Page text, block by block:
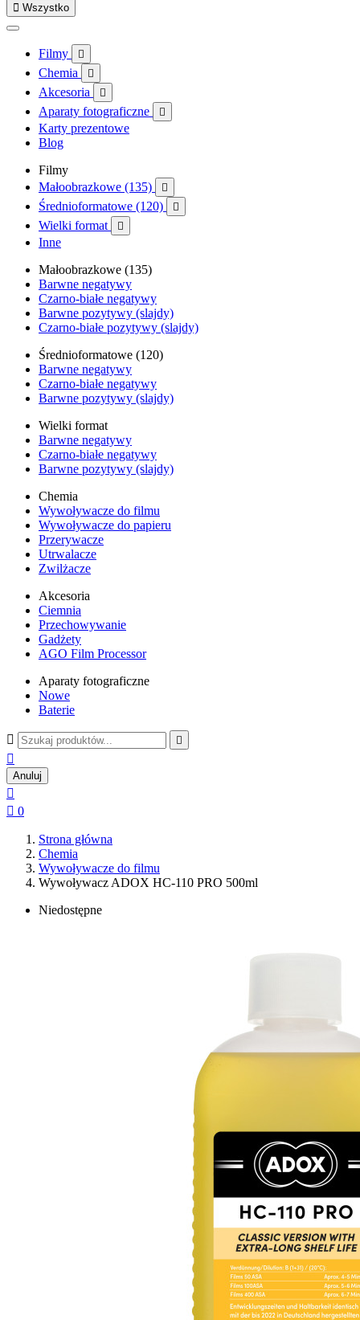
 Wszystko
Filmy 
Chemia 
Akcesoria 
Aparaty fotograficzne 
Karty prezentowe
Blog
Filmy
Małoobrazkowe (135)

Średnioformatowe (120) 
Wielki format 
Inne
Małoobrazkowe (135)
Barwne negatywy
Czarno-białe negatywy
Barwne pozytywy (slajdy)
Czarno-białe pozytywy (slajdy)
Średnioformatowe (120)
Barwne negatywy
Czarno-białe negatywy
Barwne pozytywy (slajdy)
Wielki format
Barwne negatywy
Czarno-białe negatywy
Barwne pozytywy (slajdy)
Chemia
Wywoływacze do filmu
Wywoływacze do papieru
Przerywacze
Utrwalacze
Zwilżacze
Akcesoria
Ciemnia
Przechowywanie
Gadżety
AGO Film Processor
Aparaty fotograficzne
Nowe
Baterie
 

Anuluj

 0
Strona główna
Chemia
Wywoływacze do filmu
Wywoływacz ADOX HC-110 PRO 500ml
Niedostępne